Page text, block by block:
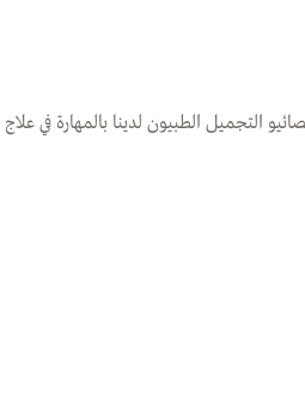
التجميل الطبيون لدينا بالمهارة في